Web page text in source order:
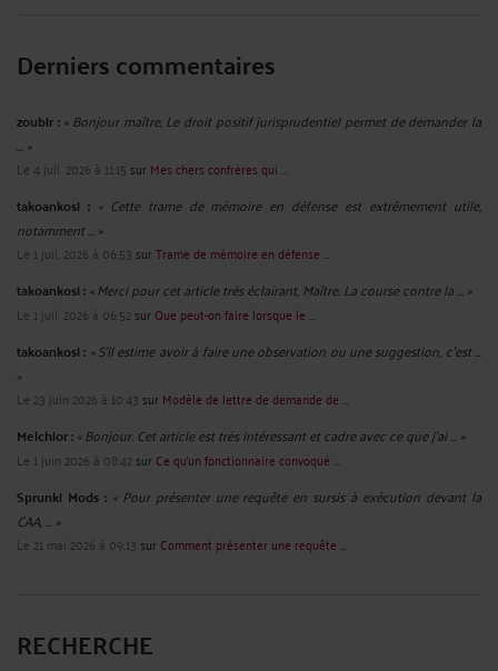
Derniers commentaires
zoubir : « Bonjour maître, Le droit positif jurisprudentiel permet de demander la
... »
Le 4 juil. 2026 à 11:15 sur Mes chers confrères qui ...
takoankosi : « Cette trame de mémoire en défense est extrêmement utile,
notamment ... »
Le 1 juil. 2026 à 06:53 surTrame de mémoire en défense ...
takoankosi :« Merci pour cet article très éclairant, Maître. La course contre la ... »
Le 1 juil. 2026 à 06:52sur Que peut-on faire lorsque le ...
takoankosi : « S’il estime avoir à faire une observation ou une suggestion, c’est ...
»
Le 23 juin 2026 à 10:43 sur Modèle de lettre de demande de ...
Melchior :« Bonjour. Cet article est très intéressant et cadre avec ce que j'ai ... »
Le 1 juin 2026 à 08:42sur Ce qu’un fonctionnaire convoqué ...
Sprunki Mods : « Pour présenter une requête en sursis à exécution devant la
CAA, ... »
Le 21 mai 2026 à 09:13 sur Comment présenter une requête ...
RECHERCHE